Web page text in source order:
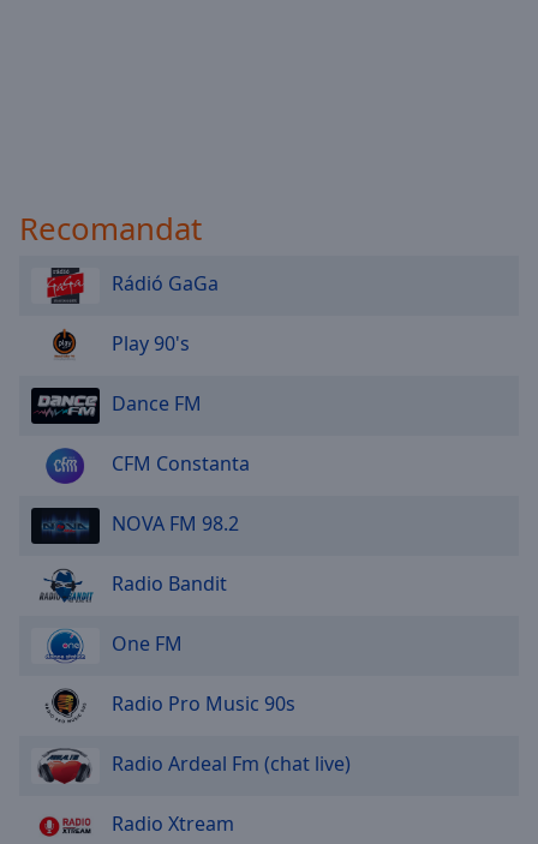
Recomandat
Rádió GaGa
Play 90's
Dance FM
CFM Constanta
NOVA FM 98.2
Radio Bandit
One FM
Radio Pro Music 90s
Radio Ardeal Fm (chat live)
Radio Xtream